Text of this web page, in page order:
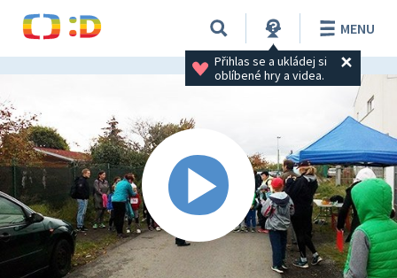
Přihlas se a ukládej si
oblíbené hry a videa.
MENU